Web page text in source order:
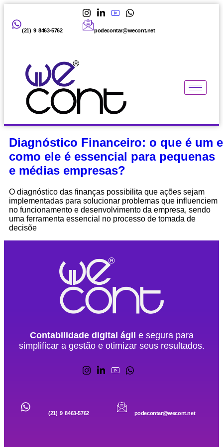
(21) 9 8463-5762 podecontar@wecont.net
Diagnóstico Financeiro: o que é um e
como ele é essencial para pequenas
e médias empresas?
O diagnóstico das finanças possibilita que ações sejam
implementadas para solucionar problemas que influenciem
no funcionamento e desenvolvimento da empresa, sendo
uma ferramenta essencial no processo de tomada de
decisõe
Contabilidade digital ágil e segura para
simplificar a gestão e otimizar seus resultados.
(21) 9 8463-5762 podecontar@wecont.net